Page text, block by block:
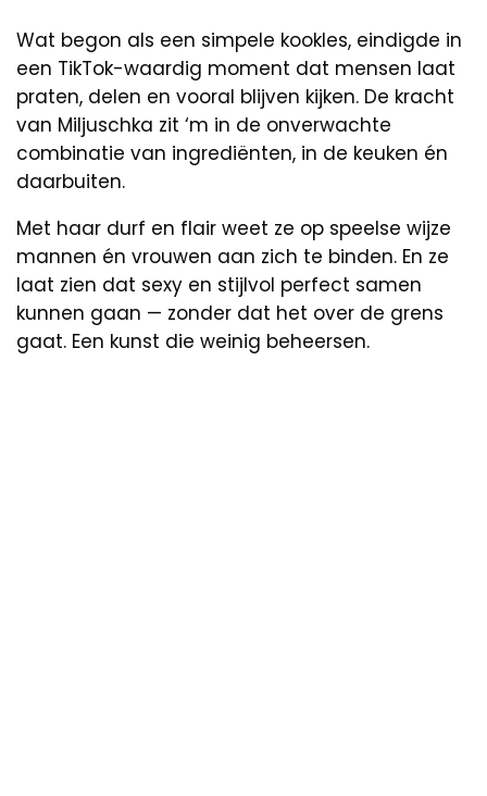
Wat begon als een simpele kookles, eindigde in
een TikTok-waardig moment dat mensen laat
praten, delen en vooral blijven kijken. De kracht
van Miljuschka zit ‘m in de onverwachte
combinatie van ingrediënten, in de keuken én
daarbuiten.
Met haar durf en flair weet ze op speelse wijze
mannen én vrouwen aan zich te binden. En ze
laat zien dat sexy en stijlvol perfect samen
kunnen gaan — zonder dat het over de grens
gaat. Een kunst die weinig beheersen.